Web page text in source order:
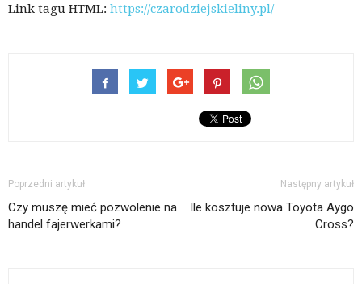
Link tagu HTML: https://czarodziejskieliny.pl/
Poprzedni artykuł
Czy muszę mieć pozwolenie na
handel fajerwerkami?
Następny artykuł
Ile kosztuje nowa Toyota Aygo
Cross?